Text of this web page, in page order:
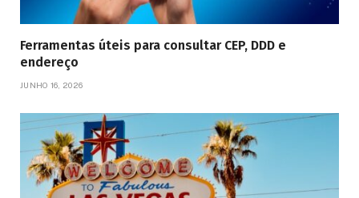
Ferramentas úteis para consultar CEP, DDD e
endereço
JUNHO 16, 2026